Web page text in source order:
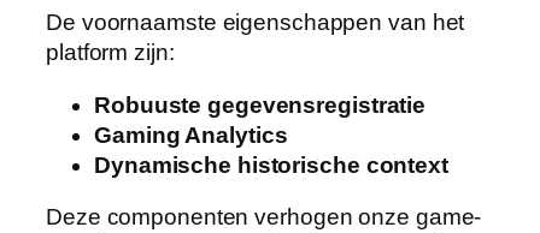
De voornaamste eigenschappen van het
platform zijn:
Robuuste gegevensregistratie
Gaming Analytics
Dynamische historische context
Deze componenten verhogen onze game-